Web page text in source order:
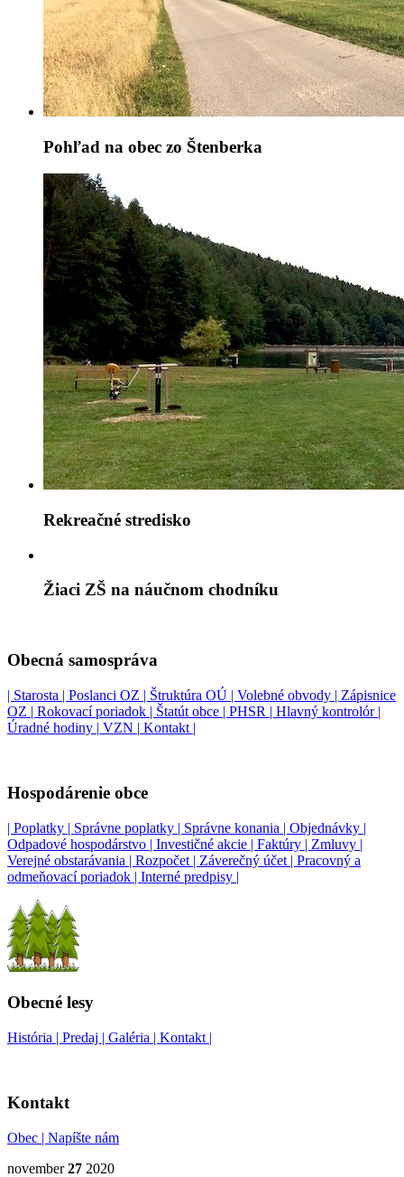
Pohľad na obec zo Štenberka
Rekreačné stredisko
Žiaci ZŠ na náučnom chodníku
Obecná samospráva
| Starosta | Poslanci OZ | Štruktúra OÚ | Volebné obvody | Zápisnice
OZ | Rokovací poriadok | Štatút obce | PHSR | Hlavný kontrolór |
Úradné hodiny | VZN | Kontakt |
Hospodárenie obce
| Poplatky | Správne poplatky | Správne konania | Objednávky |
Odpadové hospodárstvo | Investičné akcie | Faktúry | Zmluvy |
Verejné obstarávania | Rozpočet | Záverečný účet | Pracovný a
odmeňovací poriadok | Interné predpisy |
Obecné lesy
História | Predaj | Galéria | Kontakt |
Kontakt
Obec | Napíšte nám
november27 2020